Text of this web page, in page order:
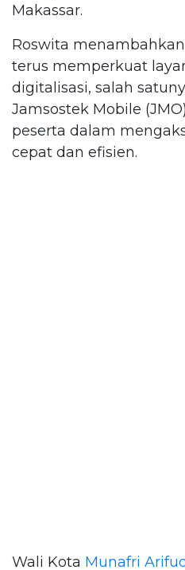
Makassar.
Roswita
terus memperkuat
digitalisasi, salah
Jamsostek Mobile
peserta dalam
cepat dan efisien.
Wali Kota Munafri